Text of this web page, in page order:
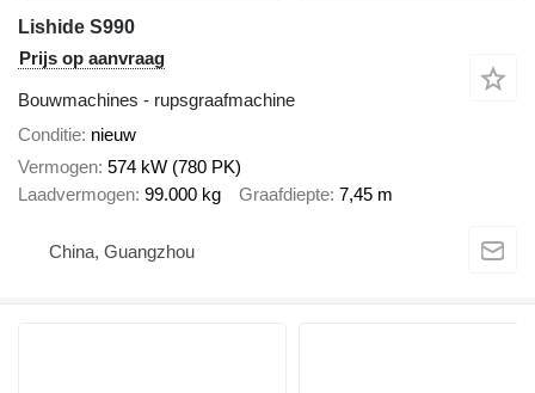
Lishide S990
Prijs op aanvraag
Bouwmachines - rupsgraafmachine
Conditie nieuw
Vermogen 574 kW (780 PK)
Laadvermogen 99.000 kg Graafdiepte 7,45 m
China, Guangzhou